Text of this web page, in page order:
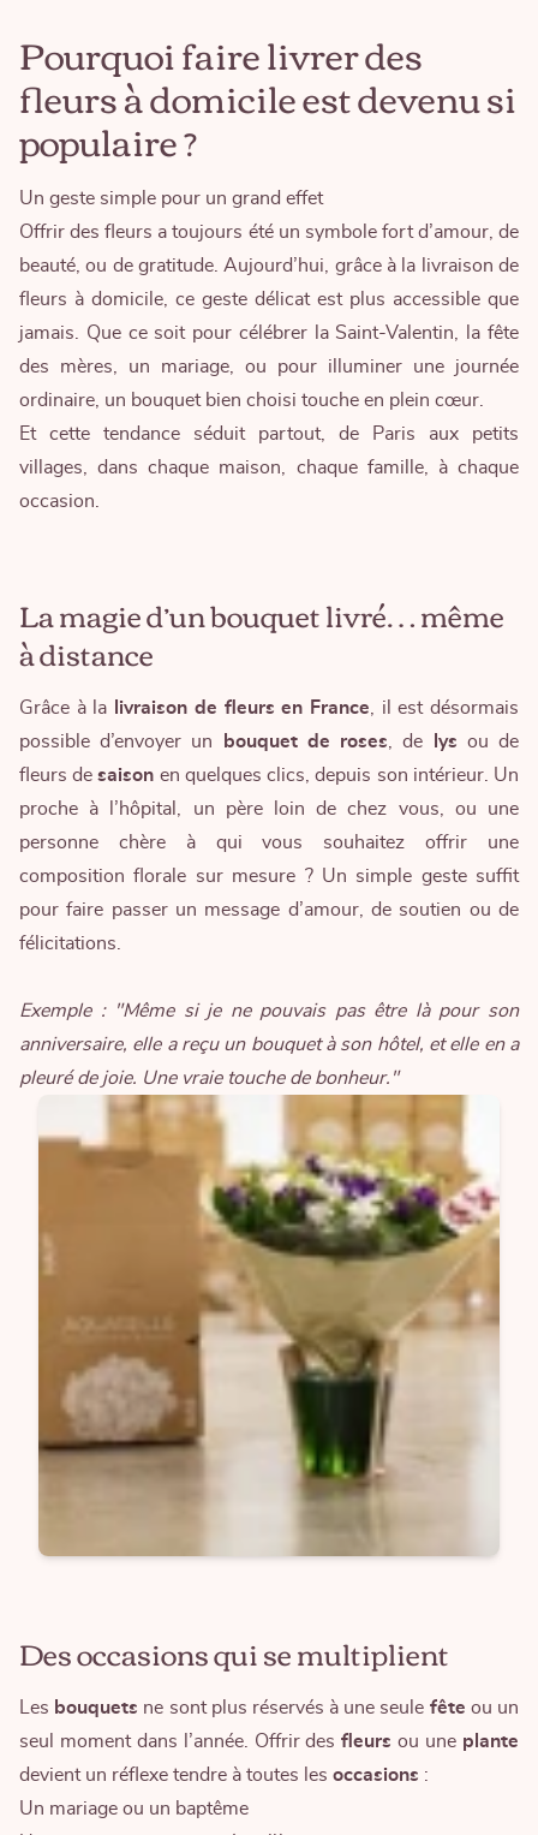
Pourquoi faire livrer des
fleurs à domicile est devenu si
populaire ?
Un geste simple pour un grand effet
Offrir des fleurs a toujours été un symbole fort d’amour, de
beauté, ou de gratitude. Aujourd’hui, grâce à la livraison de
fleurs à domicile, ce geste délicat est plus accessible que
jamais. Que ce soit pour célébrer la Saint-Valentin, la fête
des mères, un mariage, ou pour illuminer une journée
ordinaire, un bouquet bien choisi touche en plein cœur.
Et cette tendance séduit partout, de Paris aux petits
villages, dans chaque maison, chaque famille, à chaque
occasion.
La magie d’un bouquet livré… même
à distance
Grâce à la livraison de fleurs en France , il est désormais
possible d’envoyer un
bouquet de roses , de lys ou de
fleurs desaison en quelques clics, depuis son intérieur. Un
proche à l’hôpital, un père loin de chez vous, ou une
personne chère à qui vous souhaitez offrir une
composition florale sur mesure ? Un simple geste suffit
pour faire passer un message d’amour, de soutien ou de
félicitations.
Exemple : "Même si je ne pouvais pas être là pour son
anniversaire, elle a reçu un bouquet à son hôtel, et elle en a
pleuré de joie. Une vraie touche de bonheur."
Des occasions qui se multiplient
Les bouquets ne sont plus réservés à une seule fête ou un
seul moment dans l’année. Offrir desfleurs ou une plante
devient un réflexe tendre à toutes les occasions :
Un mariage ou un baptême